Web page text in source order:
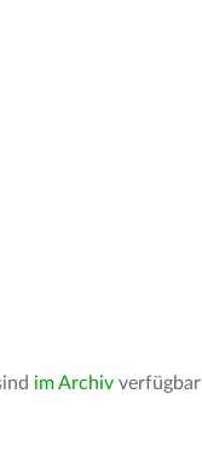
im Archiv verfügbar